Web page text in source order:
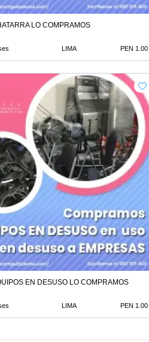
LO COMPRAMOS
LIMA PEN 1.00
EN DESUSO LO COMPRAMOS
LIMA PEN 1.00